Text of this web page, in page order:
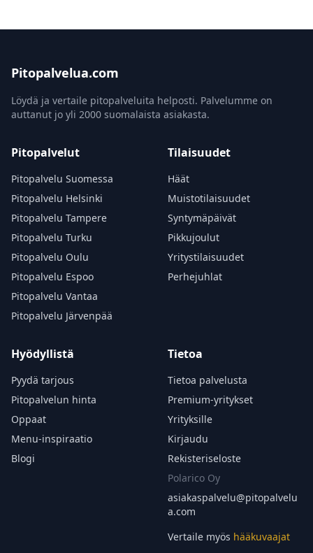
Pitopalvelua.com
Löydä ja vertaile pitopalveluita helposti. Palvelumme on
auttanut jo yli 2000 suomalaista asiakasta.
Pitopalvelut
Pitopalvelu Suomessa
Pitopalvelu Helsinki
Pitopalvelu Tampere
Pitopalvelu Turku
Pitopalvelu Oulu
Pitopalvelu Espoo
Pitopalvelu Vantaa
Pitopalvelu Järvenpää
Tilaisuudet
Häät
Muistotilaisuudet
Syntymäpäivät
Pikkujoulut
Yritystilaisuudet
Perhejuhlat
Hyödyllistä
Pyydä tarjous
Pitopalvelun hinta
Oppaat
Menu-inspiraatio
Blogi
Tietoa
Tietoa palvelusta
Premium-yritykset
Yrityksille
Kirjaudu
Rekisteriseloste
Polarico Oy
asiakaspalvelu@pitopalvelu
a.com
Vertaile myös hääkuvaajat